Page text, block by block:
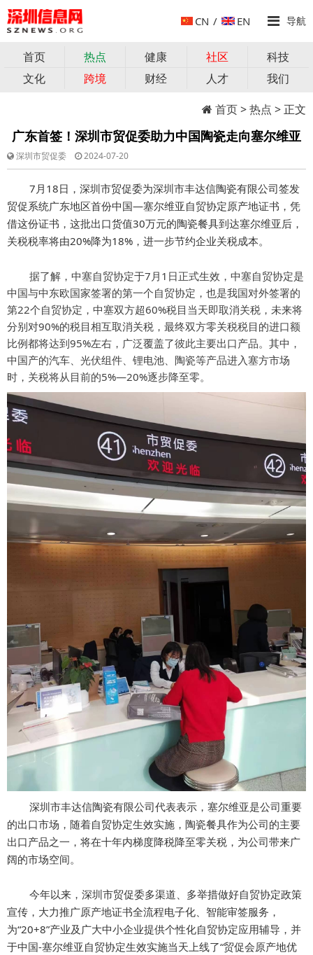
CN / EN 导航
首页 热点 健康 社区
科技
文化
跨境 财经 人才
我们
首页>热点 > 正文
广东首签！深圳市贸促委助力中国陶瓷走向塞尔维亚
深圳市贸促委 2024-07-20
7月18日，深圳市贸促委为深圳市丰达信陶瓷有限公司签发
贸促系统广东地区首份中国—塞尔维亚自贸协定原产地证书，凭
借这份证书，这批出口货值30万元的陶瓷餐具到达塞尔维亚后，
关税税率将由20%降为18%，进一步节约企业关税成本。
据了解，中塞自贸协定于7月1日正式生效，中塞自贸协定是
中国与中东欧国家签署的第一个自贸协定，也是我国对外签署的
第22个自贸协定，中塞双方超60%税目当天即取消关税，未来将
分别对90%的税目相互取消关税，最终双方零关税税目的进口额
比例都将达到95%左右，广泛覆盖了彼此主要出口产品。其中，
中国产的汽车、光伏组件、锂电池、陶瓷等产品进入塞方市场
时，关税将从目前的5%—20%逐步降至零。
深圳市丰达信陶瓷有限公司代表表示，塞尔维亚是公司重要
的出口市场，随着自贸协定生效实施，陶瓷餐具作为公司的主要
出口产品之一，将在十年内梯度降税降至零关税，为公司带来广
阔的市场空间。
今年以来，深圳市贸促委多渠道、多举措做好自贸协定政策
宣传，大力推广原产地证书全流程电子化、智能审签服务，
为“20+8”产业及广大中小企业提供个性化自贸协定应用辅导，并
于中国-塞尔维亚自贸协定生效实施当天上线了“贸促会原产地优